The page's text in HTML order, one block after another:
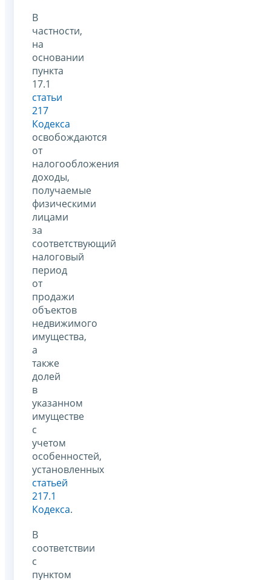
В
частности,
на
основании
пункта
17.1
статьи
217
Кодекса
освобождаются
от
налогообложения
доходы,
получаемые
физическими
лицами
за
соответствующий
налоговый
период
от
продажи
объектов
недвижимого
имущества,
а
также
долей
в
указанном
имуществе
с
учетом
особенностей,
установленных
статьей
217.1
Кодекса.
В
соответствии
с
пунктом